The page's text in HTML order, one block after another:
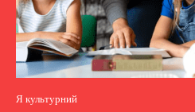
Я культурний